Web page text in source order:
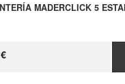
MADERCLICK 5